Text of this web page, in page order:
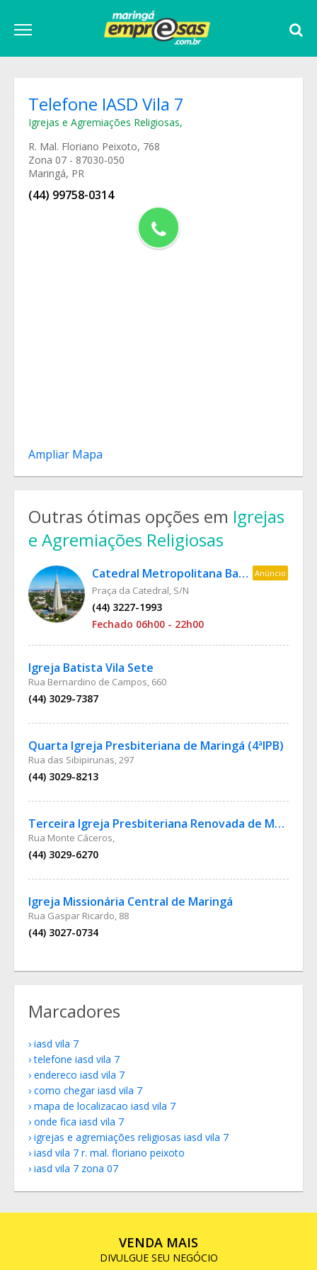
Telefone IASD Vila 7
Igrejas e Agremiações Religiosas,
R. Mal. Floriano Peixoto, 768
Zona 07 - 87030-050
Maringá, PR
(44) 99758-0314
Ampliar Mapa
Outras ótimas opções em Igrejas
e Agremiações Religiosas
Catedral Metropolitana Basílica Menor Nossa Senhora da Glória Anúncio
Praça da Catedral, S/N
(44) 3227-1993
Fechado 06h00 - 22h00
Igreja Batista Vila Sete
Rua Bernardino de Campos, 660
(44) 3029-7387
Quarta Igreja Presbiteriana de Maringá (4ªIPB)
Rua das Sibipirunas, 297
(44) 3029-8213
Terceira Igreja Presbiteriana Renovada de Maringá
Rua Monte Cáceros,
(44) 3029-6270
Igreja Missionária Central de Maringá
Rua Gaspar Ricardo, 88
(44) 3027-0734
Marcadores
iasd vila 7
telefone iasd vila 7
endereco iasd vila 7
como chegar iasd vila 7
mapa de localizacao iasd vila 7
onde fica iasd vila 7
igrejas e agremiações religiosas iasd vila 7
iasd vila 7 r. mal. floriano peixoto
iasd vila 7 zona 07
VENDA MAIS
DIVULGUE SEU NEGÓCIO